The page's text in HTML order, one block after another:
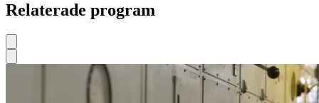
Relaterade program